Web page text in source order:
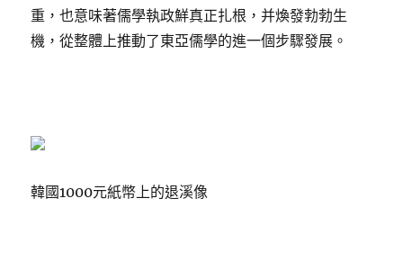
重，也意味著儒學執政鮮真正扎根，并煥發勃勃生
機，從整體上推動了東亞儒學的進一個步驟發展。
韓國1000元紙幣上的退溪像